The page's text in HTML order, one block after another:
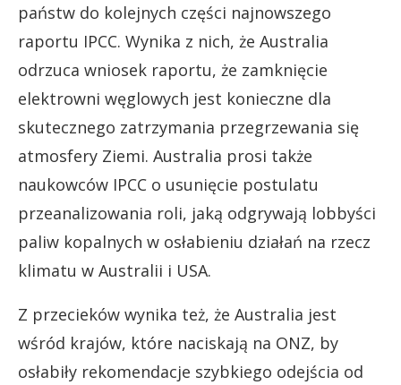
państw do kolejnych części najnowszego
raportu IPCC. Wynika z nich, że Australia
odrzuca wniosek raportu, że zamknięcie
elektrowni węglowych jest konieczne dla
skutecznego zatrzymania przegrzewania się
atmosfery Ziemi. Australia prosi także
naukowców IPCC o usunięcie postulatu
przeanalizowania roli, jaką odgrywają lobbyści
paliw kopalnych w osłabieniu działań na rzecz
klimatu w Australii i USA.
Z przecieków wynika też, że Australia jest
wśród krajów, które naciskają na ONZ, by
osłabiły rekomendacje szybkiego odejścia od